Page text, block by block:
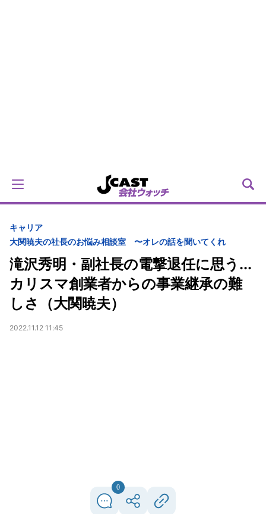
キャリア
大関暁夫の社長のお悩み相談室 〜オレの話を聞いてくれ
滝沢秀明・副社長の電撃退任に思う...
カリスマ創業者からの事業継承の難
しさ（大関暁夫）
2022.11.12 11:45
0